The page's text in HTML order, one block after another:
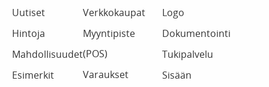
Uutiset
Hintoja
Mahdollisuudet
Esimerkit
Verkkokaupat
Myyntipiste
(POS)
Varaukset
Logo
Dokumentointi
Tukipalvelu
Sisään